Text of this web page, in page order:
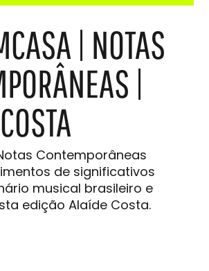
| NOTAS
|
Contemporâneas
de significativos
musical brasileiro e
edição Alaíde Costa.